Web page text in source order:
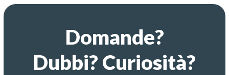
Domande?
Dubbi? Curiosità?